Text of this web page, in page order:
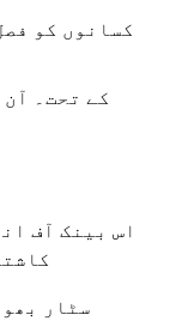
کسانوں کو فصل کیش کریڈٹ یا سی
اس بینک آف
سٹار